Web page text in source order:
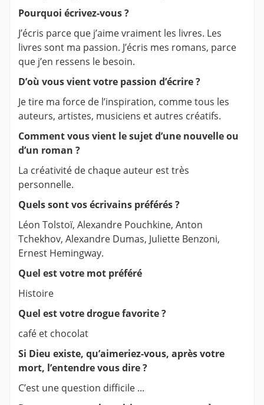
Pourquoi écrivez-vous ?
J’écris parce que j’aime vraiment les livres. Les
livres sont ma passion. J’écris mes romans, parce
que j’en ressens le besoin.
D’où vous vient votre passion d’écrire ?
Je tire ma force de l’inspiration, comme tous les
auteurs, artistes, musiciens et autres créatifs.
Comment vous vient le sujet d’une nouvelle ou
d’un roman ?
La créativité de chaque auteur est très
personnelle.
Quels sont vos écrivains préférés ?
Léon Tolstoï, Alexandre Pouchkine, Anton
Tchekhov, Alexandre Dumas, Juliette Benzoni,
Ernest Hemingway.
Quel est votre mot préféré
Histoire
Quel est votre drogue favorite ?
café et chocolat
Si Dieu existe, qu’aimeriez-vous, après votre
mort, l’entendre vous dire ?
C’est une question difficile ...